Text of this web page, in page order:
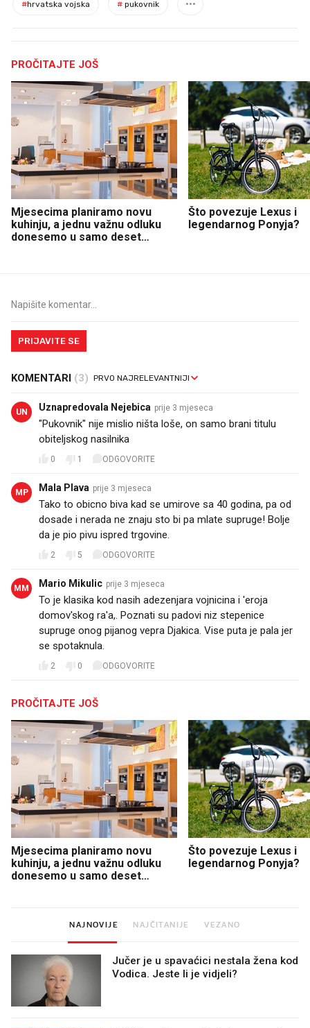
#hrvatska vojska # pukovnik
PROČITAJTE JOŠ
Mjesecima planiramo novu
kuhinju, a jednu važnu odluku
donesemo u samo deset
Što povezuje Lexus i
legendarnog Ponyja?
PRIJAVITE SE
KOMENTARI (3)
UN Uznapredovala Nejebica prije 3 mjeseca
"Pukovnik" nije mislio ništa loše, on samo brani titulu
obiteljskog nasilnika
0 1 ODGOVORITE
MP Mala Plava prije 3 mjeseca
Tako to obicno biva kad se umirove sa 40 godina, pa od
dosade i nerada ne znaju sto bi pa mlate supruge! Bolje
da je pio pivu ispred trgovine.
2 5 ODGOVORITE
MM Mario Mikulic prije 3 mjeseca
To je klasika kod nasih adezenjara vojnicina i 'eroja
domov'skog ra'a,. Poznati su padovi niz stepenice
supruge onog pijanog vepra Djakica. Vise puta je pala jer
se spotaknula.
2 0 ODGOVORITE
PROČITAJTE JOŠ
Mjesecima planiramo novu
kuhinju, a jednu važnu odluku
donesemo u samo deset
Što povezuje Lexus i
legendarnog Ponyja?
NAJNOVIJE NAJČITANIJE VEZANO
Jučer je u spavaćici nestala žena kod
Vodica. Jeste li je vidjeli?